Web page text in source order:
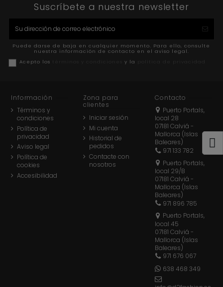
Suscríbete a nuestra newsletter
Puede darse de baja en cualquier momento. Para ello, consulte
nuestra información de contacto en el aviso legal.
Acepto los
y la
Información
Términos y
condiciones
Política de
privacidad
Aviso legal
Política de
cookies
Accesibilidad
Zona para
clientes
Iniciar sesión
Mi cuenta
Historial de
pedidos
Contacte con
nosotros
Contacto
Puerto Portals,
local 28
07181 Calviá -
Mallorca (Islas
Baleares)
971 133 782
Puerto Portals,
local 29/B
07181 Calviá -
Mallorca (Islas
Baleares)
971 896 785
Puerto Portals,
local 45
07181 Calviá -
Mallorca (Islas
Baleares)
971 676 067
638 468 349